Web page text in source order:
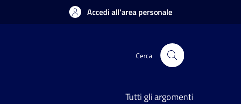
Accedi all'area personale
Cerca
Tutti gli argomenti